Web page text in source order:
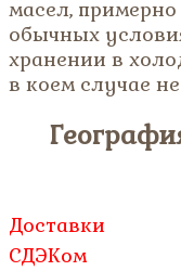
масел, примерно
обычных
хранении в
в коем случае
Доставки
СДЭКом